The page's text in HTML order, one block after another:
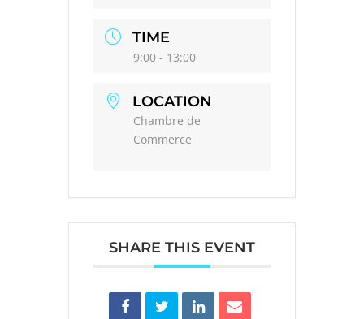
TIME
9:00 - 13:00
LOCATION
Chambre de
Commerce
SHARE THIS EVENT